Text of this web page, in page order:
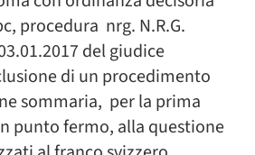
procedura nrg. N.R.G.
del giudice
di un procedimento
sommaria, per la prima
punto fermo, alla questione